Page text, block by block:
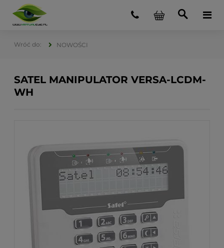
NOWOŚCI
SATEL MANIPULATOR VERSA-LCDM-
WH